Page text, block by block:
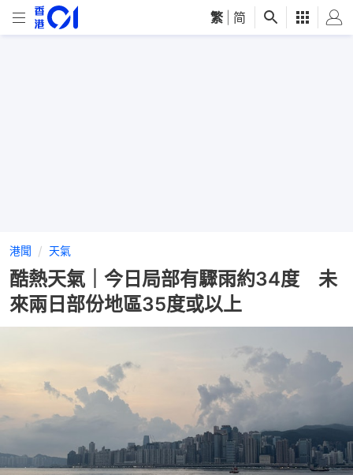
繁 简
港聞 天氣
酷熱天氣｜今日局部有驟雨約34度 未
來兩日部份地區35度或以上